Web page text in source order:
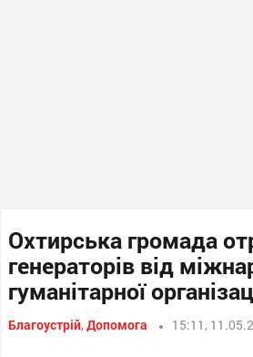
Охтирська громада
генераторів від
гуманітарної
Благоустрій,Допомога 15:11,